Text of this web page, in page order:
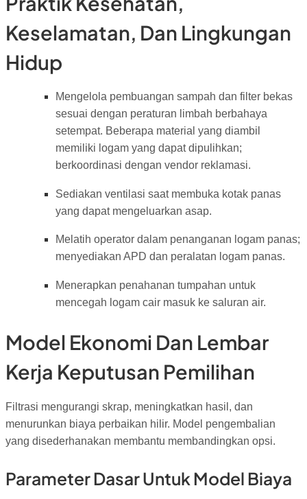
Keselamatan, Dan Lingkungan
Hidup
Mengelola pembuangan sampah dan filter bekas
sesuai dengan peraturan limbah berbahaya
setempat. Beberapa material yang diambil
memiliki logam yang dapat dipulihkan;
berkoordinasi dengan vendor reklamasi.
Sediakan ventilasi saat membuka kotak panas
yang dapat mengeluarkan asap.
Melatih operator dalam penanganan logam panas;
menyediakan APD dan peralatan logam panas.
Menerapkan penahanan tumpahan untuk
mencegah logam cair masuk ke saluran air.
Model Ekonomi Dan Lembar
Kerja Keputusan Pemilihan
Filtrasi mengurangi skrap, meningkatkan hasil, dan
menurunkan biaya perbaikan hilir. Model pengembalian
yang disederhanakan membantu membandingkan opsi.
Parameter Dasar Untuk Model Biaya